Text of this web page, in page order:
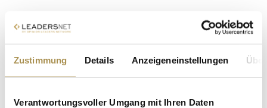
Zustimmung Details Anzeigeneinstellungen
Verantwortungsvoller Umgang mit Ihren Daten